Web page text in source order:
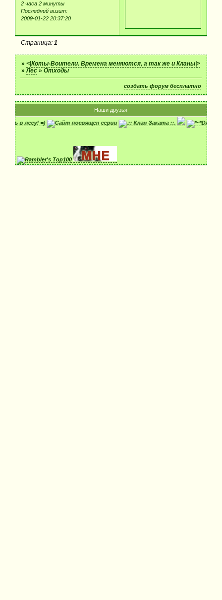
2 часа 2 минуты
Последний визит:
2009-01-22 20:37:20
Страница:1
»<|Коты-Воители. Времена меняются, а так же и Кланы|>
»Лес »Отходы
создать форум бесплатно
Наши друзья